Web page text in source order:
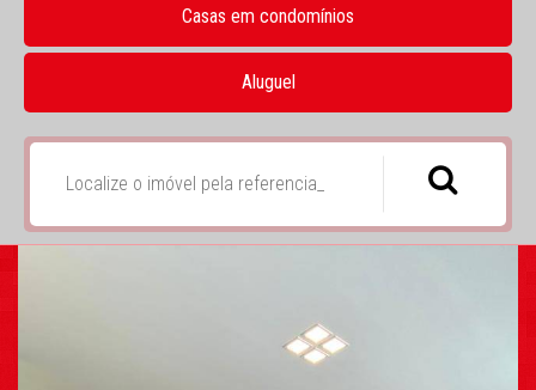
Casas em condomínios
Aluguel